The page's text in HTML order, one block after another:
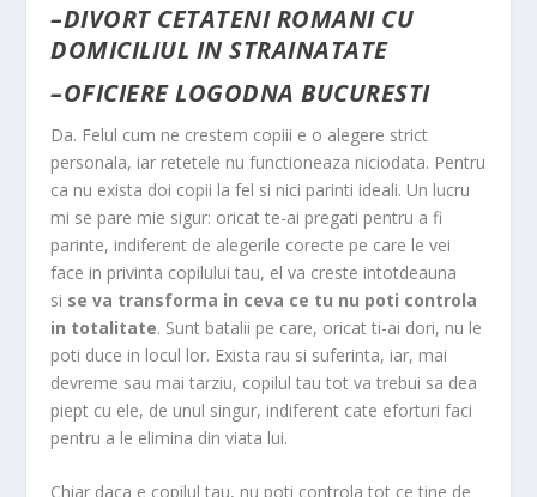
–DIVORT CETATENI ROMANI CU
DOMICILIUL IN STRAINATATE
–OFICIERE LOGODNA BUCURESTI
Da. Felul cum ne crestem copiii e o alegere strict
personala, iar retetele nu functioneaza niciodata. Pentru
ca nu exista doi copii la fel si nici parinti ideali. Un lucru
mi se pare mie sigur: oricat te-ai pregati pentru a fi
parinte, indiferent de alegerile corecte pe care le vei
face in privinta copilului tau, el va creste intotdeauna
si se va transforma in ceva ce tu nu poti controla
in totalitate. Sunt batalii pe care, oricat ti-ai dori, nu le
poti duce in locul lor. Exista rau si suferinta, iar, mai
devreme sau mai tarziu, copilul tau tot va trebui sa dea
piept cu ele, de unul singur, indiferent cate eforturi faci
pentru a le elimina din viata lui.
Chiar daca e copilul tau, nu poti controla tot ce tine de